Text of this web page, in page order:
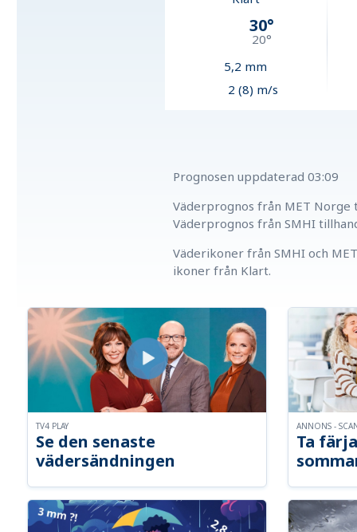
30°
20°
5,2 mm
2 (8) m/s
Prognosen uppdaterad 03:09
Väderprognos från MET Norge
Väderprognos från SMHI
Väderikoner från SMHI och
ikoner från Klart.
Se den senaste
vädersändningen
TV4 PLAY
Ta
ANNONS -